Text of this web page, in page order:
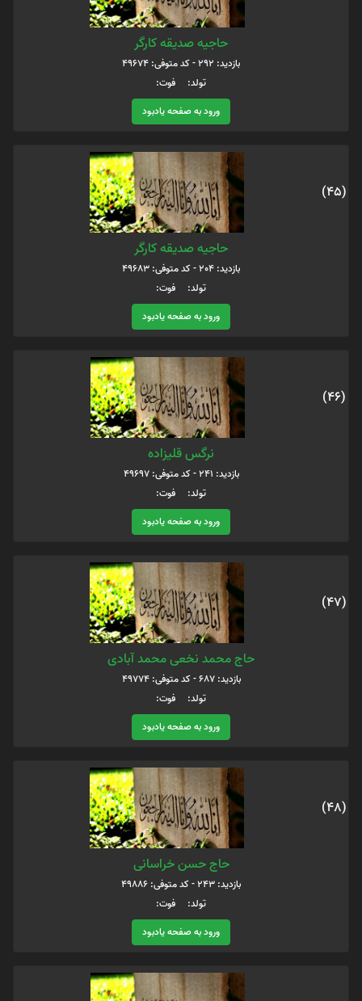
حاجیه صدیقه کارگر
بازدید: 292 - کد متوفی: 49674
تولد: فوت:
ورود به صفحه یادبود
(45)
حاجیه صدیقه کارگر
بازدید: 204 - کد متوفی: 49683
تولد: فوت:
ورود به صفحه یادبود
(46)
نرگس قلیزاده
بازدید: 241 - کد متوفی: 49697
تولد: فوت:
ورود به صفحه یادبود
(47)
حاج محمد نخعی محمد آبادی
بازدید: 687 - کد متوفی: 49774
تولد: فوت:
ورود به صفحه یادبود
(48)
حاج حسن خراسانی
بازدید: 243 - کد متوفی: 49886
تولد: فوت:
ورود به صفحه یادبود